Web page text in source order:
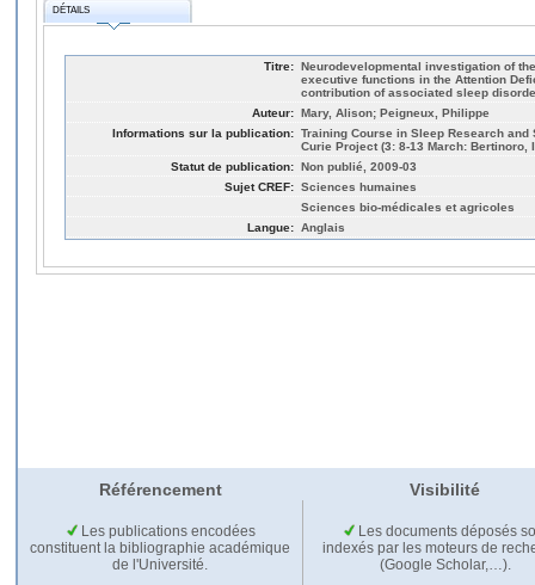
DÉTAILS
Titre: Neurodevelopmental investigation of
executive functions in the Attention
contribution of associated sleep
Auteur: Mary, Alison; Peigneux, Philippe
Informations sur la publication: Training Course in Sleep Research and
Curie Project (3: 8-13 March: Bertinoro,
Statut de publication: Non publié, 2009-03
Sujet CREF: Sciences humaines
Sciences bio-médicales et agricoles
Langue: Anglais
Référencement Visibilité
Les publications encodées
constituent la bibliographie académique
de l'Université.
Les documents déposés
indexés par les moteurs de
(Google Scholar,…).